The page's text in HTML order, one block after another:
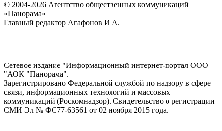
© 2004-2026 Агентство общественных коммуникаций
«Панорама»
Главный редактор Агафонов И.А.
Сетевое издание "Информационный интернет-портал ООО
"АОК "Панорама".
Зарегистрировано Федеральной службой по надзору в сфере
связи, информационных технологий и массовых
коммуникаций (Роскомнадзор). Cвидетельство о регистрации
СМИ Эл № ФС77-63561 от 02 ноября 2015 года.